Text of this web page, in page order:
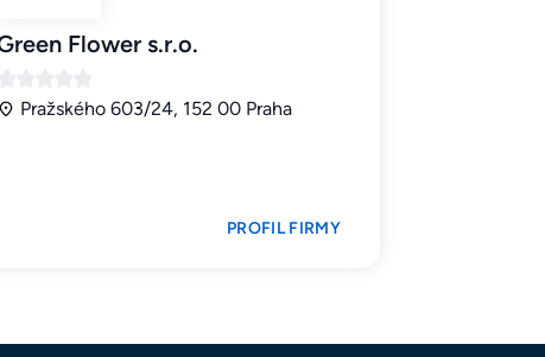
Flower s.r.o.
Pražského 603/24, 152 00 Praha
PROFIL FIRMY